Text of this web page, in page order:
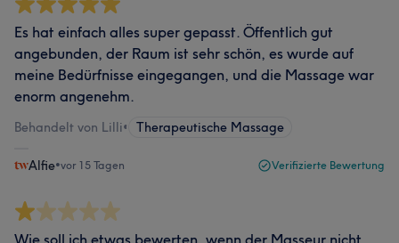
Es hat einfach alles super gepasst. Öffentlich gut
angebunden, der Raum ist sehr schön, es wurde auf
meine Bedürfnisse eingegangen, und die Massage war
enorm angenehm.
Behandelt von Lilli• Therapeutische Massage
Alfie•vor 15 Tagen Verifizierte Bewertung
Wie soll ich etwas bewerten, wenn der Masseur nicht